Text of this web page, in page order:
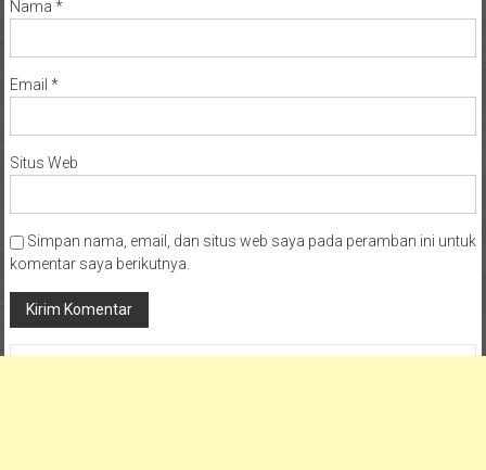
Nama *
Email *
Situs Web
Simpan nama, email, dan situs web saya pada peramban ini untuk
komentar saya berikutnya.